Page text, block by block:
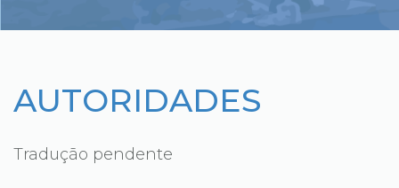
AUTORIDADES
Tradução pendente